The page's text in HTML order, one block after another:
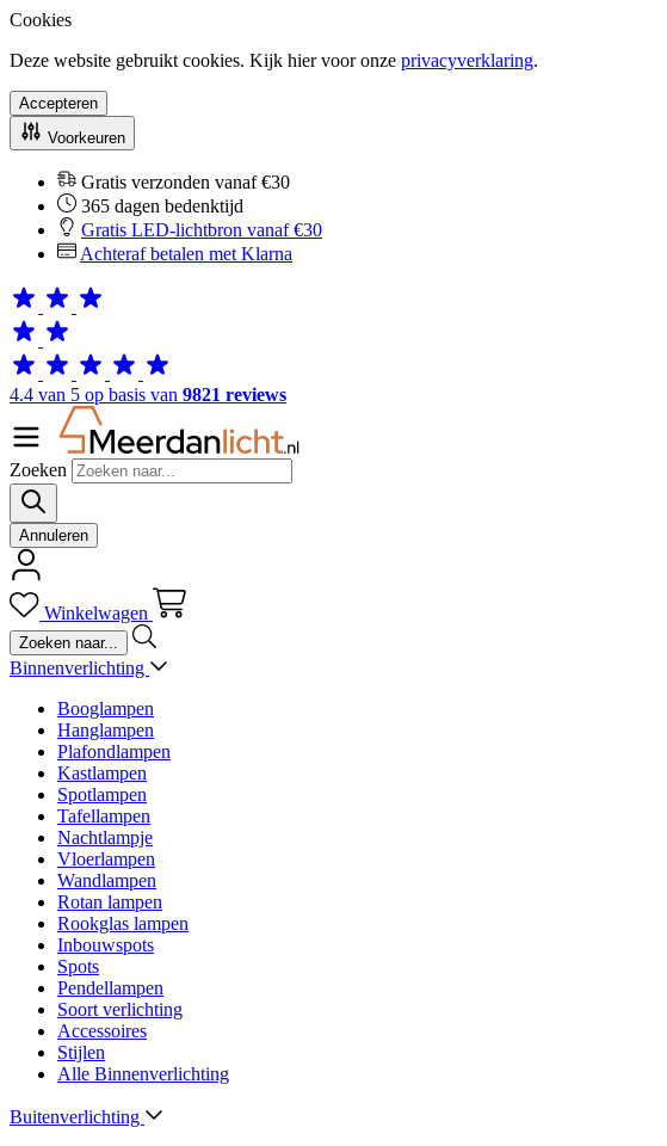
Cookies
Deze website gebruikt cookies. Kijk hier voor onze privacyverklaring.
Accepteren
Voorkeuren
Gratis verzonden vanaf €30
365 dagen bedenktijd
Gratis LED-lichtbron vanaf €30
Achteraf betalen met Klarna
4.4 van 5 op basis van 9821 reviews
Zoeken
Annuleren
Winkelwagen
Binnenverlichting
Booglampen
Hanglampen
Plafondlampen
Kastlampen
Spotlampen
Tafellampen
Nachtlampje
Vloerlampen
Wandlampen
Rotan lampen
Rookglas lampen
Inbouwspots
Spots
Pendellampen
Soort verlichting
Accessoires
Stijlen
Alle Binnenverlichting
Buitenverlichting